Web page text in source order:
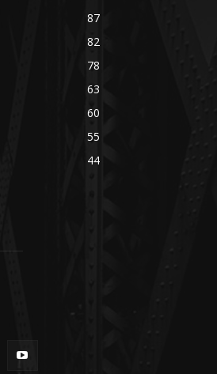
87
82
78
63
60
55
44